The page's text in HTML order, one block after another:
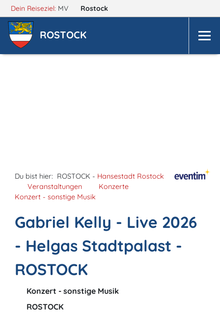
Dein Reiseziel: MV Rostock
ROSTOCK
Du bist hier: ROSTOCK - Hansestadt Rostock
Veranstaltungen
Konzerte
Konzert - sonstige Musik
Gabriel Kelly - Live 2026
- Helgas Stadtpalast -
ROSTOCK
Konzert - sonstige Musik
ROSTOCK